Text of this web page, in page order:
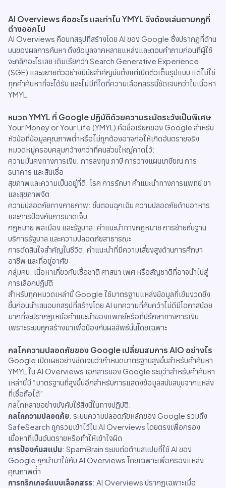
AI Overviews คืออะไร และทำไม YMYL จึงต้องเล่นตามกฎที่
ต่างออกไป
AI Overviews คือบทสรุปที่สร้างโดย AI ของ Google ซึ่งปรากฏที่ด้าน
บนของผลการค้นหา ดึงข้อมูลจากหลายแหล่งและตอบคำถามก่อนที่ผู้ใช้
จะคลิกอะไรเลย เดิมเรียกว่า Search Generative Experience
(SGE) และขยายตัวอย่างมีนัยสำคัญนับตั้งแต่เปิดตัวเต็มรูปแบบ แต่ไม่ใช่
ทุกคำค้นหาที่จะได้รับ และไม่มีที่ใดที่ความเลือกสรรนี้ชัดเจนกว่าในเนื้อหา
YMYL
หมวด YMYL ที่ Google ปฏิบัติด้วยความระมัดระวังเป็นพิเศษ
Your Money or Your Life (YMYL) คือชื่อเรียกของ Google สำหรับ
หัวข้อที่ข้อมูลคุณภาพต่ำหรือไม่ถูกต้องอาจก่อให้เกิดอันตรายจริง
หมวดหมู่ครอบคลุมกว้างกว่าที่คนส่วนใหญ่คาดไว้:
ความมั่นคงทางการเงิน: การลงทุน ภาษี การวางแผนเกษียณ การ
ธนาคาร และสินเชื่อ
สุขภาพและความเป็นอยู่ที่ดี: โรค การรักษา คำแนะนำทางการแพทย์ ยา
และสุขภาพจิต
ความปลอดภัยทางกายภาพ: ขั้นตอนฉุกเฉิน ความปลอดภัยด้านอาหาร
และการป้องกันการบาดเจ็บ
กฎหมาย พลเมือง และรัฐบาล: คำแนะนำทางกฎหมาย การย้ายถิ่นฐาน
บริการรัฐบาล และความปลอดภัยสาธารณะ
การตัดสินใจสำคัญในชีวิต: คำแนะนำที่มีความเสี่ยงสูงด้านการศึกษา
อาชีพ และที่อยู่อาศัย
กลุ่มคน: เนื้อหาเกี่ยวกับเชื้อชาติ ศาสนา เพศ หรือสัญชาติที่อาจนำไปสู่
การเลือกปฏิบัติ
สำหรับทุกหมวดเหล่านี้ Google ใช้มาตรฐานแหล่งข้อมูลที่เข้มงวดยิ่ง
ขึ้นก่อนนำเสนอบทสรุปที่สร้างโดย AI บทความที่ค้นคว้าไม่ดีมีโอกาสน้อย
มากที่จะปรากฏเหนือคำแนะนำของแพทย์หรือที่ปรึกษาทางการเงิน
เพราะระบบถูกสร้างมาเพื่อป้องกันผลลัพธ์นั้นโดยเฉพาะ
กลไกความปลอดภัยของ Google เปลี่ยนสมการ AIO อย่างไร
Google เปิดเผยอย่างชัดเจนว่ากำหนดมาตรฐานสูงขึ้นสำหรับคำค้นหา
YMYL ใน AI Overviews เอกสารของ Google ระบุว่าสำหรับคำค้นหา
เหล่านี้มี “มาตรฐานที่สูงขึ้นอีกสำหรับการแสดงข้อมูลสนับสนุนจากแหล่ง
ที่เชื่อถือได้”
กลไกหลายอย่างบังคับใช้สิ่งนี้ในทางปฏิบัติ:
กลไกความปลอดภัย: ระบบความปลอดภัยหลักของ Google รวมถึง
SafeSearch ถูกรวมเข้าไว้ใน AI Overviews โดยตรงเพื่อกรอง
เนื้อหาที่เป็นอันตรายหรือทำให้เข้าใจผิด
การป้องกันสแปม: SpamBrain ระบบต่อต้านสแปมที่ใช้ AI ของ
Google ถูกนำมาใช้กับ AI Overviews โดยเฉพาะเพื่อกรองแหล่ง
คุณภาพต่ำ
การทริกเกอร์แบบเลือกสรร: AI Overviews ปรากฏเฉพาะเมื่อ